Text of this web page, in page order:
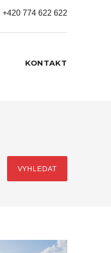
+420 774 622 622
KONTAKT
VYHLEDAT